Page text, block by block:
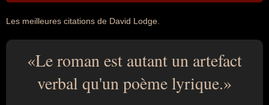
Les meilleures citations de David Lodge.
Le roman est autant un artefact
verbal qu'un poème lyrique.